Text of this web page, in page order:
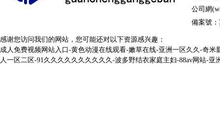
熱浸鋅鋼格板
網(wǎng)格板
|
異型鋼格柵板 熱鍍鋅溝蓋板 金屬踏步板
圍欄
球形立
公司網
備案號：
感谢您访问我们的网站，您可能还对以下资源感兴趣：
成人免费视频网站入口-黄色动漫在线观看-嫩草在线-亚洲一区久久-奇
人一区二区-91久久久久久久久久久久-波多野结衣家庭主妇-88av网站-